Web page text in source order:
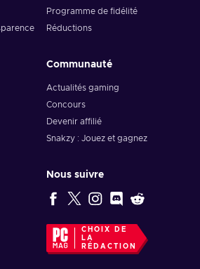
Programme de fidélité
Réductions
Communauté
Actualités gaming
Concours
Devenir affilié
Snakzy : Jouez et gagnez
Nous suivre
CHOIX DE
LA
RÉDACTION